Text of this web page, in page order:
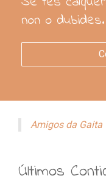
non o dubides.
Amigos da Gaita
Últimos